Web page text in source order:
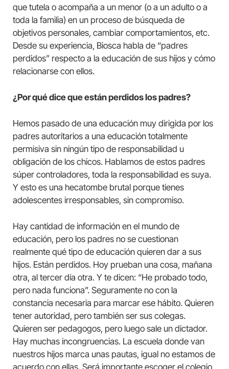
que tutela o acompaña a un menor (o a un adulto o a
toda la familia) en un proceso de búsqueda de
objetivos personales, cambiar comportamientos, etc.
Desde su experiencia, Biosca habla de “padres
perdidos” respecto a la educación de sus hijos y cómo
relacionarse con ellos.
¿Por qué dice que están perdidos los padres?
Hemos pasado de una educación muy dirigida por los
padres autoritarios a una educación totalmente
permisiva sin ningún tipo de responsabilidad u
obligación de los chicos. Hablamos de estos padres
súper controladores, toda la responsabilidad es suya.
Y esto es una hecatombe brutal porque tienes
adolescentes irresponsables, sin compromiso.
Hay cantidad de información en el mundo de
educación, pero los padres no se cuestionan
realmente qué tipo de educación quieren dar a sus
hijos. Están perdidos. Hoy prueban una cosa, mañana
otra, al tercer día otra. Y te dicen: “He probado todo,
pero nada funciona”. Seguramente no con la
constancia necesaria para marcar ese hábito. Quieren
tener autoridad, pero también ser sus colegas.
Quieren ser pedagogos, pero luego sale un dictador.
Hay muchas incongruencias. La escuela donde van
nuestros hijos marca unas pautas, igual no estamos de